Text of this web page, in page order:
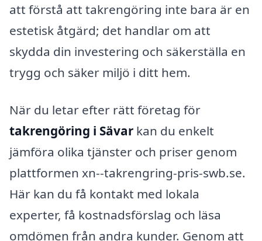
att förstå att takrengöring inte bara är en
estetisk åtgärd; det handlar om att
skydda din investering och säkerställa en
trygg och säker miljö i ditt hem.
När du letar efter rätt företag för
takrengöring i Sävar kan du enkelt
jämföra olika tjänster och priser genom
plattformen xn--takrengring-pris-swb.se.
Här kan du få kontakt med lokala
experter, få kostnadsförslag och läsa
omdömen från andra kunder. Genom att